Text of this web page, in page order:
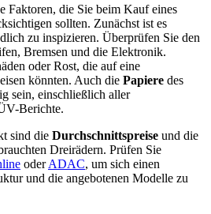
Faktoren, die Sie beim Kauf eines
sollten. Zunächst ist es
zu inspizieren. Überprüfen Sie den
Bremsen und die Elektronik.
oder Rost, die auf eine
könnten. Auch die Papiere des
sein, einschließlich aller
Berichte.
sind die Durchschnittspreise und die
Dreirädern. Prüfen Sie
oderADAC, um sich einen
und die angebotenen Modelle zu